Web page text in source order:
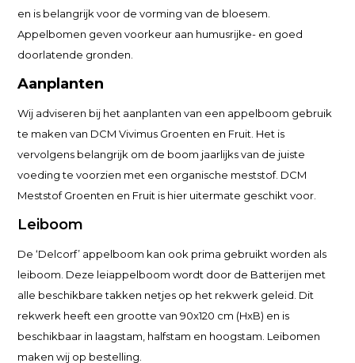
en is belangrijk voor de vorming van de bloesem.
Appelbomen geven voorkeur aan humusrijke- en goed
doorlatende gronden.
Aanplanten
Wij adviseren bij het aanplanten van een appelboom gebruik
te maken van DCM Vivimus Groenten en Fruit. Het is
vervolgens belangrijk om de boom jaarlijks van de juiste
voeding te voorzien met een organische meststof. DCM
Meststof Groenten en Fruit is hier uitermate geschikt voor.
Leiboom
De ‘Delcorf’ appelboom kan ook prima gebruikt worden als
leiboom. Deze leiappelboom wordt door de Batterijen met
alle beschikbare takken netjes op het rekwerk geleid. Dit
rekwerk heeft een grootte van 90x120 cm (HxB) en is
beschikbaar in laagstam, halfstam en hoogstam. Leibomen
maken wij op bestelling.